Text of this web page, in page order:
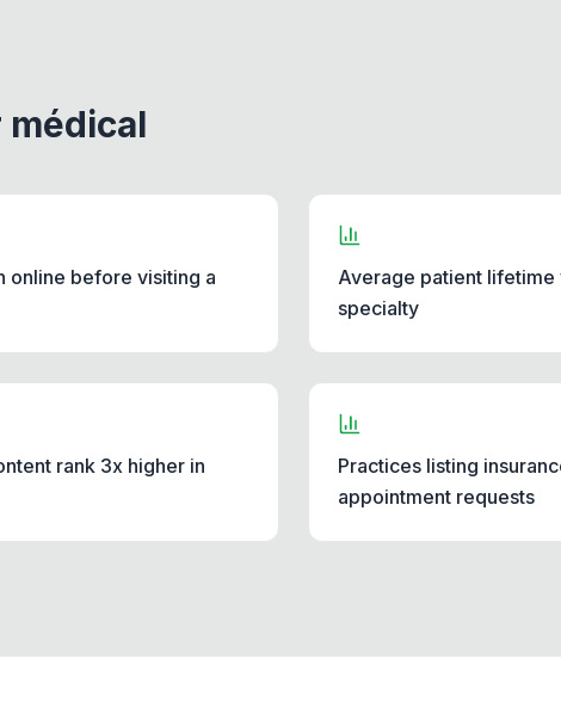
médical
online before visiting a
Average patient
specialty
rank 3x higher in
Practices listing
appointment requests